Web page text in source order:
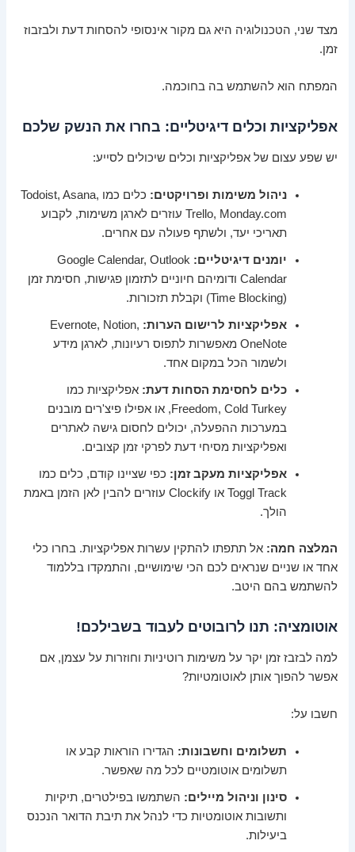
מצד שני, הטכנולוגיה היא גם מקור אינסופי להסחות דעת ולבזבוז
זמן.
המפתח הוא להשתמש בה בחוכמה.
אפליקציות וכלים דיגיטליים: בחרו את הנשק שלכם
יש שפע עצום של אפליקציות וכלים שיכולים לסייע:
ניהול משימות ופרויקטים:
כלים כמו Todoist, Asana,
Trello, Monday.com עוזרים לארגן משימות, לקבוע
תאריכי יעד, ולשתף פעולה עם אחרים.
יומנים דיגיטליים: Google Calendar, Outlook
Calendar ודומיהם חיוניים לתזמון פגישות, חסימת זמן
(Time Blocking) וקבלת תזכורות.
אפליקציות לרישום הערות: Evernote, Notion,
OneNote מאפשרות לתפוס רעיונות, לארגן מידע
ולשמור הכל במקום אחד.
כלים לחסימת הסחות דעת: אפליקציות כמו
Freedom, Cold Turkey, או אפילו פיצ'רים מובנים
במערכות ההפעלה, יכולים לחסום גישה לאתרים
ואפליקציות מסיחי דעת לפרקי זמן קצובים.
אפליקציות מעקב זמן: כפי שציינו קודם, כלים כמו
Toggl Track או Clockify עוזרים להבין לאן הזמן באמת
הולך.
המלצה חמה: אל תתפתו להתקין עשרות אפליקציות. בחרו כלי
אחד או שניים שנראים לכם הכי שימושיים, והתמקדו בללמוד
להשתמש בהם היטב.
אוטומציה: תנו לרובוטים לעבוד בשבילכם!
למה לבזבז זמן יקר על משימות רוטיניות וחוזרות על עצמן, אם
אפשר להפוך אותן לאוטומטיות?
חשבו על:
תשלומים וחשבונות: הגדירו הוראות קבע או
תשלומים אוטומטיים לכל מה שאפשר.
סינון וניהול מיילים: השתמשו בפילטרים, תיקיות
ותשובות אוטומטיות כדי לנהל את תיבת הדואר הנכנס
ביעילות.